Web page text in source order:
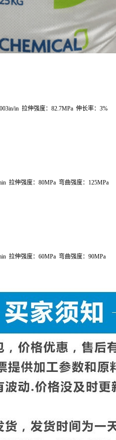
in 拉伸强度： 82.7MPa 伸长率： 3%
拉伸强度： 80MPa 弯曲强度： 125MPa
拉伸强度： 60MPa 弯曲强度： 90MPa